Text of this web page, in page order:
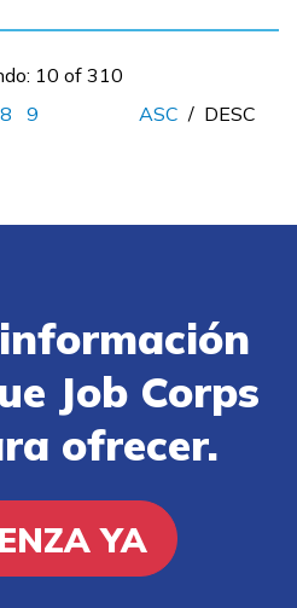
10 of 310
8
9
ASC / DESC
Job Corps
ofrecer.
YA